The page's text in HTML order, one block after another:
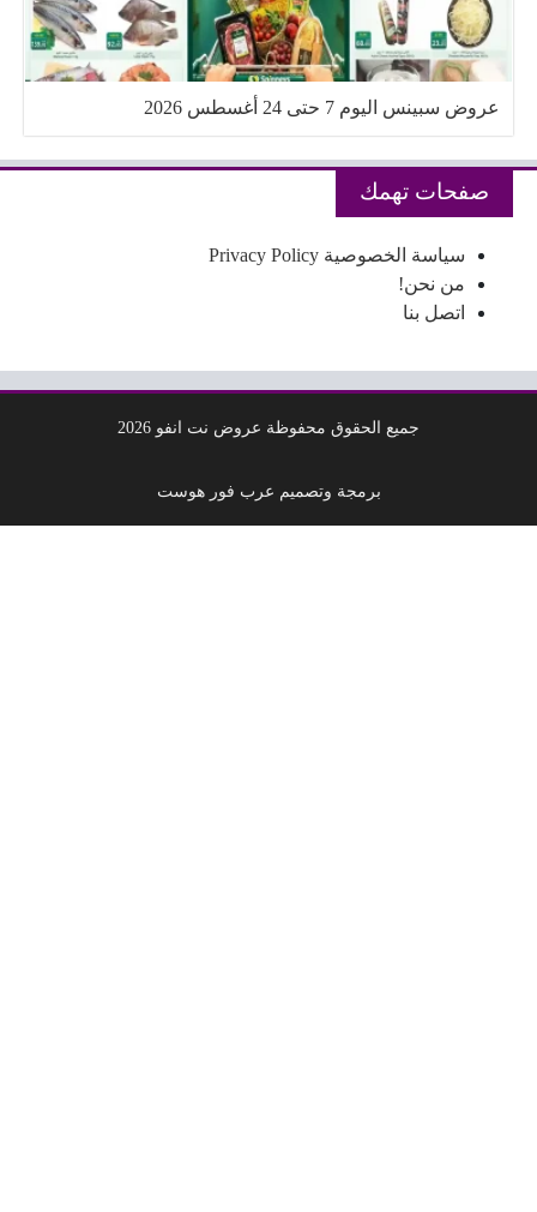
عروض سبينس اليوم 7 حتى 24 أغسطس 2026
صفحات تهمك
سياسة الخصوصية Privacy Policy
من نحن!
اتصل بنا
جميع الحقوق محفوظة عروض نت انفو 2026
برمجة وتصميم عرب فور هوست